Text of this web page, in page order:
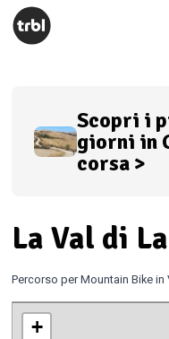
Scopri i
giorni in
corsa >
La Val di
Percorso per Mountain Bike in
+